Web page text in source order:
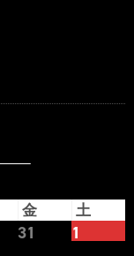
金 土
31
1